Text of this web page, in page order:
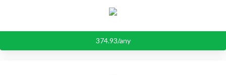
374.93/any